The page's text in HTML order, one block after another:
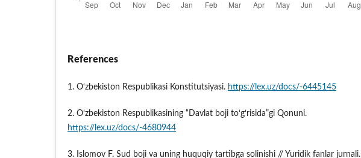
References
1. O‘zbekiston Respublikasi Konstitutsiyasi. https://lex.uz/docs/-6445145
2. O‘zbekiston Respublikasining “Davlat boji to‘g‘risida”gi Qonuni.
https://lex.uz/docs/-4680944
3. Islomov F. Sud boji va uning huquqiy tartibga solinishi // Yuridik fanlar jurnali.